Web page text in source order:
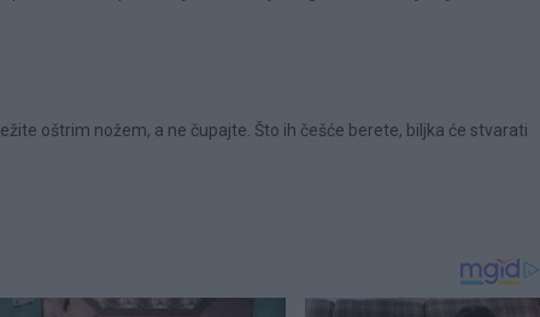
oštrim nožem, a ne čupajte. Što ih češće berete, biljka će stvarati